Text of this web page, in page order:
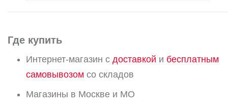
Где купить
Интернет-магазин с доставкой и бесплатным
самовывозом со складов
Магазины в Москве и МО